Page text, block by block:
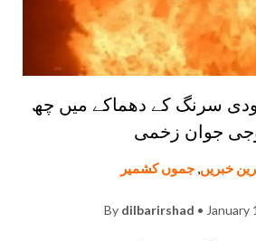
سرنگ کے دھماکے میں چھ
جوان زخمی
خبریں,جموں کشمیر
By dilbarirshad • January